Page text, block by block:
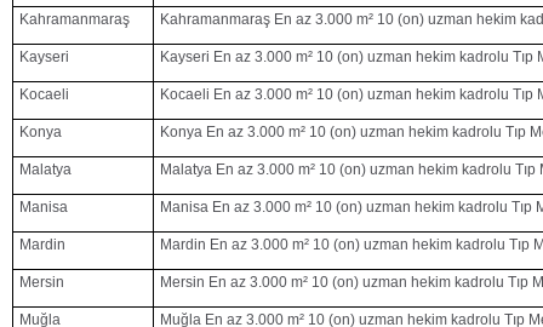
Kahramanmaraş Kahramanmaraş En az 3.000 m² 10 (on) uzman hekim
Kayseri Kayseri En az 3.000 m² 10 (on) uzman hekim kadrolu Tıp
Kocaeli Kocaeli En az 3.000 m² 10 (on) uzman hekim kadrolu Tıp
Konya Konya En az 3.000 m² 10 (on) uzman hekim kadrolu Tıp
Malatya Malatya En az 3.000 m² 10 (on) uzman hekim kadrolu Tıp
Manisa Manisa En az 3.000 m² 10 (on) uzman hekim kadrolu Tıp
Mardin Mardin En az 3.000 m² 10 (on) uzman hekim kadrolu Tıp
Mersin Mersin En az 3.000 m² 10 (on) uzman hekim kadrolu Tıp
Muğla Muğla En az 3.000 m² 10 (on) uzman hekim kadrolu Tıp